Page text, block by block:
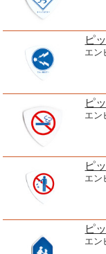
ピ
エン
ピ
エン
ピ
エン
ピ
エン